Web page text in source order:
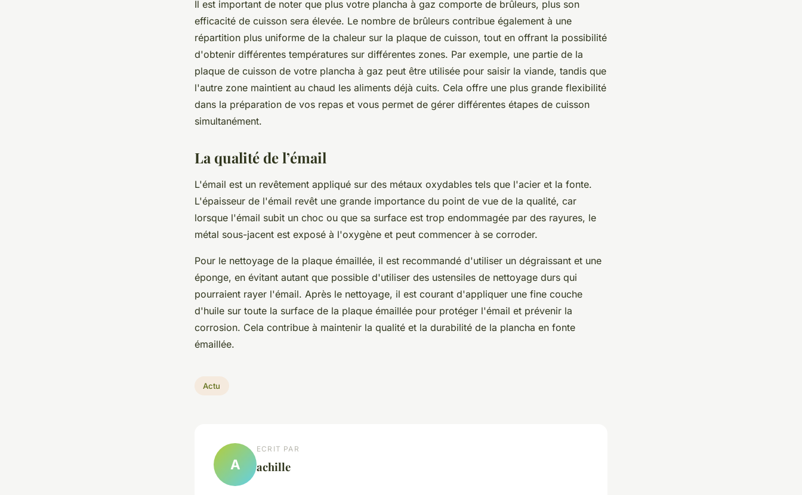
Il est important de noter que plus votre plancha à gaz comporte de brûleurs, plus son
efficacité de cuisson sera élevée. Le nombre de brûleurs contribue également à une
répartition plus uniforme de la chaleur sur la plaque de cuisson, tout en offrant la possibilité
d'obtenir différentes températures sur différentes zones. Par exemple, une partie de la
plaque de cuisson de votre plancha à gaz peut être utilisée pour saisir la viande, tandis que
l'autre zone maintient au chaud les aliments déjà cuits. Cela offre une plus grande flexibilité
dans la préparation de vos repas et vous permet de gérer différentes étapes de cuisson
simultanément.
La qualité de l’émail
L'émail est un revêtement appliqué sur des métaux oxydables tels que l'acier et la fonte.
L'épaisseur de l'émail revêt une grande importance du point de vue de la qualité, car
lorsque l'émail subit un choc ou que sa surface est trop endommagée par des rayures, le
métal sous-jacent est exposé à l'oxygène et peut commencer à se corroder.
Pour le nettoyage de la plaque émaillée, il est recommandé d'utiliser un dégraissant et une
éponge, en évitant autant que possible d'utiliser des ustensiles de nettoyage durs qui
pourraient rayer l'émail. Après le nettoyage, il est courant d'appliquer une fine couche
d'huile sur toute la surface de la plaque émaillée pour protéger l'émail et prévenir la
corrosion. Cela contribue à maintenir la qualité et la durabilité de la plancha en fonte
émaillée.
Actu
A
ECRIT PAR
achille